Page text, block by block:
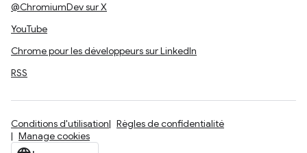
@ChromiumDev sur X
YouTube
Chrome pour les développeurs sur LinkedIn
RSS
Conditions d'utilisation
Règles de confidentialité
Manage cookies